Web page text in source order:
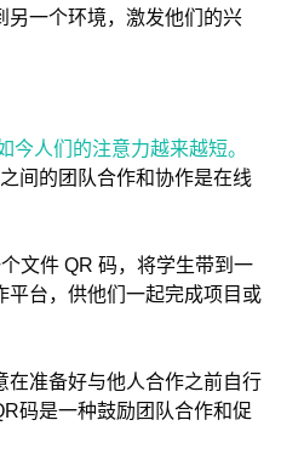
另一个环境，激发他们的兴
今人们的注意力越来越短。
间的团队合作和协作是在线
文件 QR 码，将学生带到一
平台，供他们一起完成项目或
在准备好与他人合作之前自行
码是一种鼓励团队合作和促